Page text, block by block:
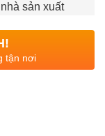
sản xuất
tận nơi